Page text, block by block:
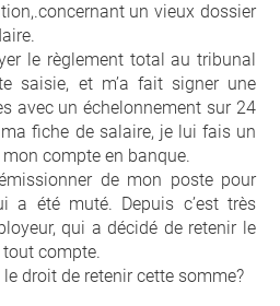
un vieux dossier
le règlement total au tribunal
saisie, et m’a fait signer une
avec un échelonnement sur 24
fiche de salaire, je lui fais un
compte en banque.
de mon poste pour
a été muté. Depuis c’est très
qui a décidé de retenir le
compte.
le droit de retenir cette somme?